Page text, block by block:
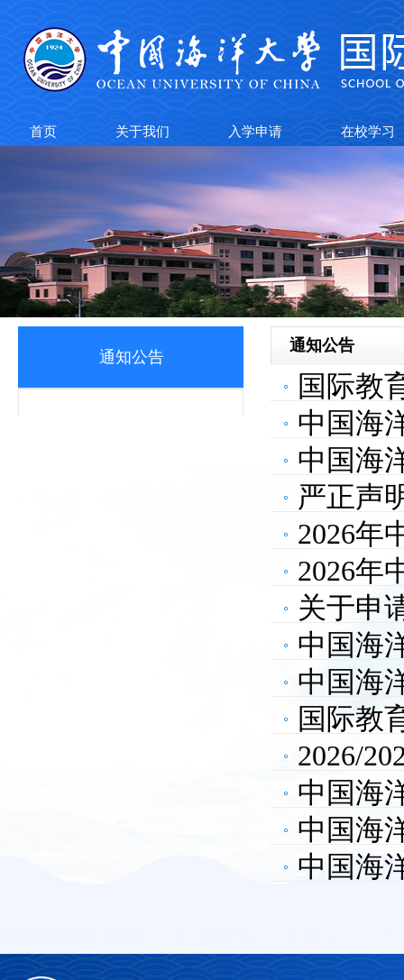
首页 关于我们 入学申请 在校学习
通知公告
通知公告
国际教
中国海
中国海
严正声
2026年
获奖学
2026年
结束...
关于申
项奖学
中国海
结束）
中国海
国际教
2026/
15...
中国海
结束）
中国海
中国海